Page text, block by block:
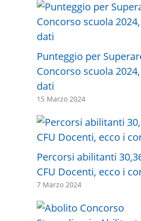
Punteggio per
Concorso scuola
dati
15 Marzo 2024
Percorsi abilitanti
CFU Docenti, ecco i
7 Marzo 2024